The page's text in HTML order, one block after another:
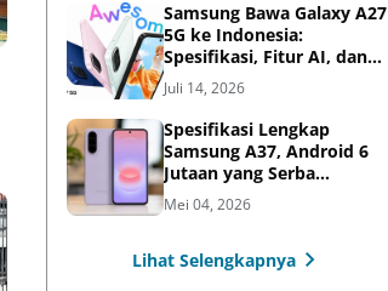
Samsung Bawa Galaxy A27
5G ke Indonesia:
Spesifikasi, Fitur AI, dan
Harga Resmi
Juli 14, 2026
Spesifikasi Lengkap
Samsung A37, Android 6
Jutaan yang Serba
Lengkap
Mei 04, 2026
Lihat Selengkapnya